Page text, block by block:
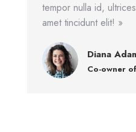
tempor nulla id,
amet tincidunt elit! »
Diana
Co-owner